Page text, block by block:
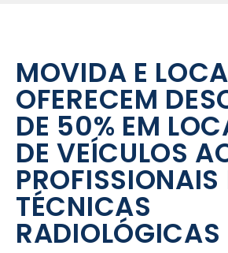
MOVIDA E
OFERECEM
DE 50% EM
DE VEÍCULOS
PROFISSIONAIS
TÉCNICAS
RADIOLÓGICAS